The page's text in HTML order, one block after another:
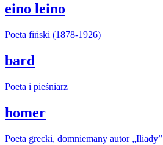
eino leino
Poeta fiński (1878-1926)
bard
Poeta i pieśniarz
homer
Poeta grecki, domniemany autor